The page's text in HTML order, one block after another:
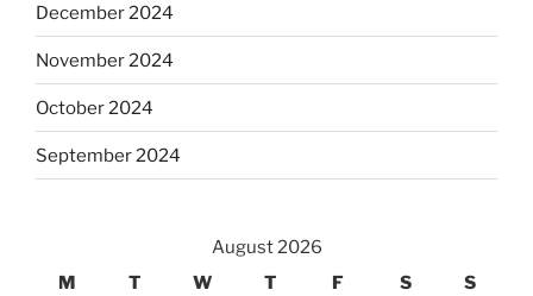
December 2024
November 2024
October 2024
September 2024
August 2026
M
T W T F S S